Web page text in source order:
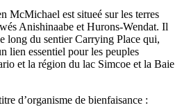
McMichael est situeé sur les terres
Anishinaabe et Hurons-Wendat. Il
long du sentier Carrying Place qui,
lien essentiel pour les peuples
et la région du lac Simcoe et la Baie
d’organisme de bienfaisance :